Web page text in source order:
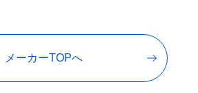
メーカーTOPへ